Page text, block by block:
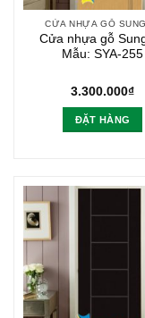
CỬA NHỰA GỖ
Cửa nhựa gỗ
Mẫu: SYA-255
3.300.000₫
ĐẶT HÀNG